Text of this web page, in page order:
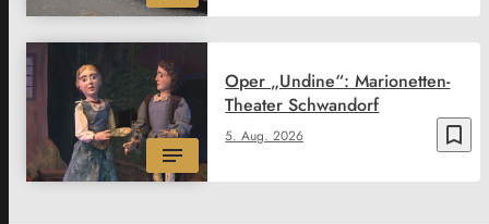
bookmark_border
5. Aug. 2026
Oper „Undine“: Marionetten-
Theater Schwandorf